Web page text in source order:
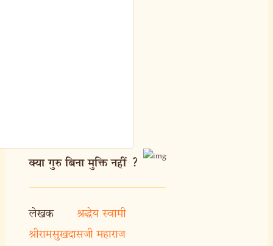
क्या गुरु बिना मुक्ति नहीं ?
लेखक
श्रद्धेय स्वामी
श्रीरामसुखदासजी महाराज